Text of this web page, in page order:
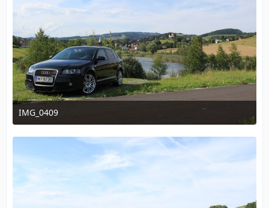
IMG_0409
15. August 2011 um 22:01